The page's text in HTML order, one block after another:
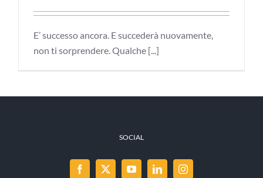
E’ successo ancora. E succederà nuovamente,
non ti sorprendere. Qualche [...]
SOCIAL